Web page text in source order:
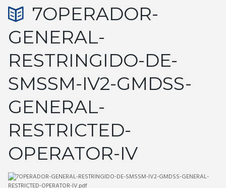
7OPERADOR-
GENERAL-
RESTRINGIDO-DE-
SMSSM-IV2-GMDSS-
GENERAL-
RESTRICTED-
OPERATOR-IV